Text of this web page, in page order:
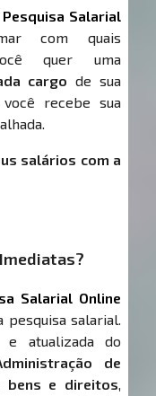
Pesquisa Salarial
com quais
quer uma
cargo de sua
recebe sua
salários com a
Salarial Online
salarial.
e atualizada do
de
bens e direitos,